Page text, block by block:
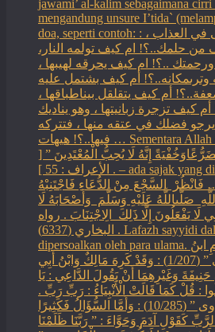
jawami’ al-kalim sebagaimana
mengandung unsure I’tida`
doa, seperti contoh: : يا مولاي…فكيف يبقى في العذاب ،
من حلمك..؟! ام كيف تولمه النار،
..؟! ام كيف يحرقه لهيبها ،
أم كيف بشتمل عليه
أم كيف يتقلقل بيناطباقها ،
كيف تزجرة زبانيتها ، وهو يناديك
فضلك في عتقه منها ، فتتركه
فيها..؟! هيهات … Sementara Allah telah berfirman:
إِنَّهُ لَا يُحِبُّ الْمُعْتَدِينَ ” [
الأعراف : 55 ] . – ada sajak yang dipaksa ‏عَنْ‏‏عِكْرِمَةَ ‏، ‏عَنْ
فَانْظُرْ ‏‏ السَّجْعَ ‏‏مِنْ الدُّعَاءِ فَاجْتَنِبْهُ
‏صَلَّىاللَّهُ عَلَيْهِ وَسَلَّمَ ‏ ‏وَأَصْحَابَهُ لَا
لَا يَفْعَلُونَ إِلَّا ذَلِكَ ‏ ‏الِاجْتِنَابَ . رواه
البخاري (6337) . Lafazh sayyidi dalam doa juga
dipersoalkan oleh para ulama. قال شيخُ الإسلامِ ابنُ
تيميةَ في ” الفتاوى ” (1/207) : وَقَدْ كَرِهَ مَالِكٌ وَابْنُ أَبِي
وَغَيْرِهِمَا أَنْ يَقُولَ الدَّاعِي : يَا
: قُلْ كَمَا قَالَتْ الْأَنْبِيَاءُ : رَبِّ رَبِّ .
وقالأيضاً في ” الفتاوى ” (10/285) : وَأَمَّا السُّؤَالُ فَكَثِيرًا
كَقَوْلِ آدَمَ وَحَوَّاءَ : ” رَبَّنَا ظَلَمْنَا